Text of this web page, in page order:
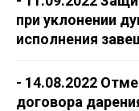
при уклонении
исполнения
- 14.08.2022
договора